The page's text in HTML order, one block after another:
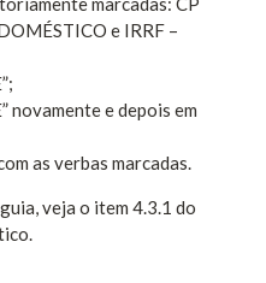
e IRRF –
novamente e depois em
as verbas marcadas.
veja o item 4.3.1 do